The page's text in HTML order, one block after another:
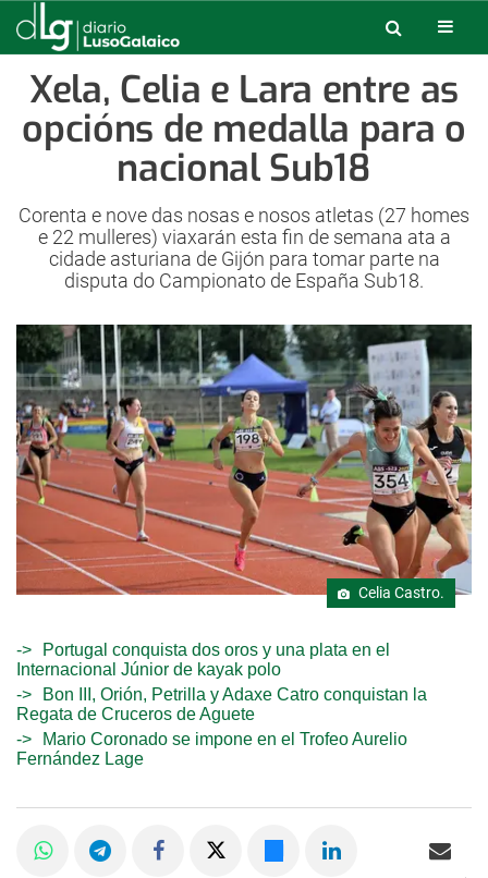
Xela, Celia e Lara entre as
opcións de medalla para o
nacional Sub18
Corenta e nove das nosas e nosos atletas (27 homes
e 22 mulleres) viaxarán esta fin de semana ata a
cidade asturiana de Gijón para tomar parte na
disputa do Campionato de España Sub18.
Celia Castro.
Portugal conquista dos oros y una plata en el
Internacional Júnior de kayak polo
Bon III, Orión, Petrilla y Adaxe Catro conquistan la
Regata de Cruceros de Aguete
Mario Coronado se impone en el Trofeo Aurelio
Fernández Lage